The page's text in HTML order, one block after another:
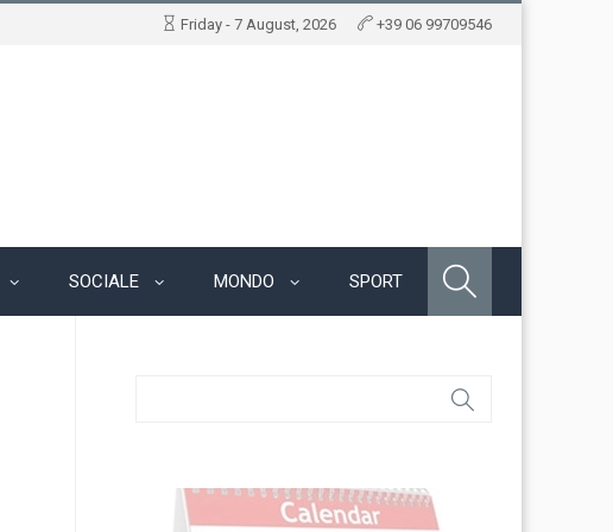
Friday - 7 August, 2026 +39 06 99709546
SOCIALE MONDO SPORT